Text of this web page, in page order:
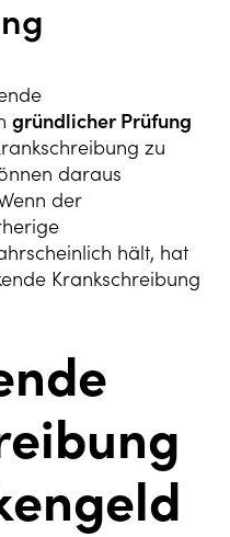
gründlicher Prüfung
zu
daraus
der
hält, hat
Krankschreibung